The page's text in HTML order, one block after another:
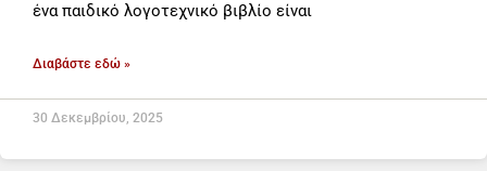
ένα παιδικό λογοτεχνικό βιβλίο είναι
Διαβάστε εδώ »
30 Δεκεμβρίου, 2025